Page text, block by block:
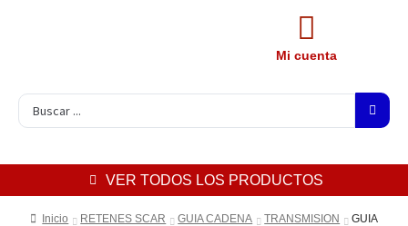
Mi cuenta
VER TODOS LOS PRODUCTOS
Inicio RETENES SCAR GUIA CADENA TRANSMISION
GUIA